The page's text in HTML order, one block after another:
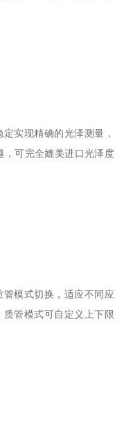
实现精确的光泽测量，
，可完全媲美进口光泽度
模式切换，适应不同应
管模式可自定义上下限